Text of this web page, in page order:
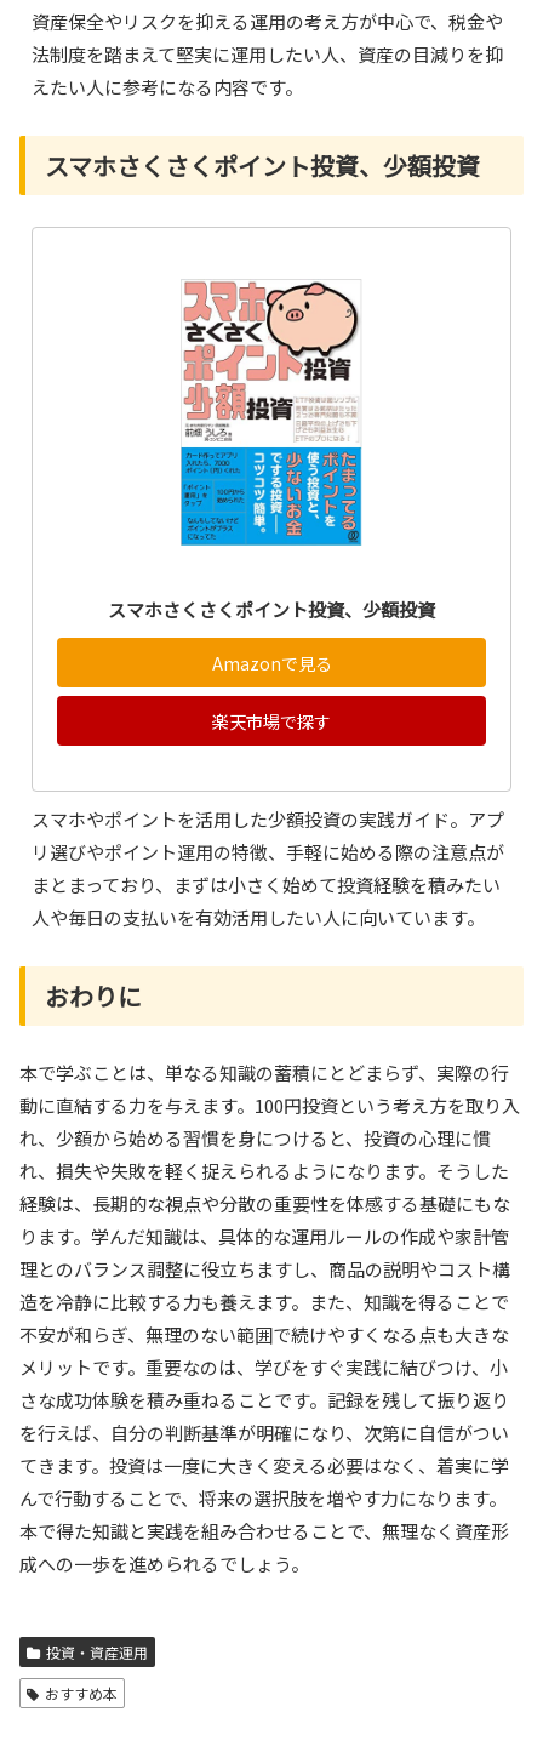
資産保全やリスクを抑える運用の考え方が中心で、税金や
法制度を踏まえて堅実に運用したい人、資産の目減りを抑
えたい人に参考になる内容です。
スマホさくさくポイント投資、少額投資
スマホさくさくポイント投資、少額投資
Amazonで見る
楽天市場で探す
スマホやポイントを活用した少額投資の実践ガイド。アプ
リ選びやポイント運用の特徴、手軽に始める際の注意点が
まとまっており、まずは小さく始めて投資経験を積みたい
人や毎日の支払いを有効活用したい人に向いています。
おわりに
本で学ぶことは、単なる知識の蓄積にとどまらず、実際の行
動に直結する力を与えます。100円投資という考え方を取り入
れ、少額から始める習慣を身につけると、投資の心理に慣
れ、損失や失敗を軽く捉えられるようになります。そうした
経験は、長期的な視点や分散の重要性を体感する基礎にもな
ります。学んだ知識は、具体的な運用ルールの作成や家計管
理とのバランス調整に役立ちますし、商品の説明やコスト構
造を冷静に比較する力も養えます。また、知識を得ることで
不安が和らぎ、無理のない範囲で続けやすくなる点も大きな
メリットです。重要なのは、学びをすぐ実践に結びつけ、小
さな成功体験を積み重ねることです。記録を残して振り返り
を行えば、自分の判断基準が明確になり、次第に自信がつい
てきます。投資は一度に大きく変える必要はなく、着実に学
んで行動することで、将来の選択肢を増やす力になります。
本で得た知識と実践を組み合わせることで、無理なく資産形
成への一歩を進められるでしょう。
投資・資産運用
おすすめ本